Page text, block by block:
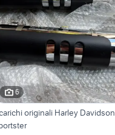
6
originali Harley Davidson